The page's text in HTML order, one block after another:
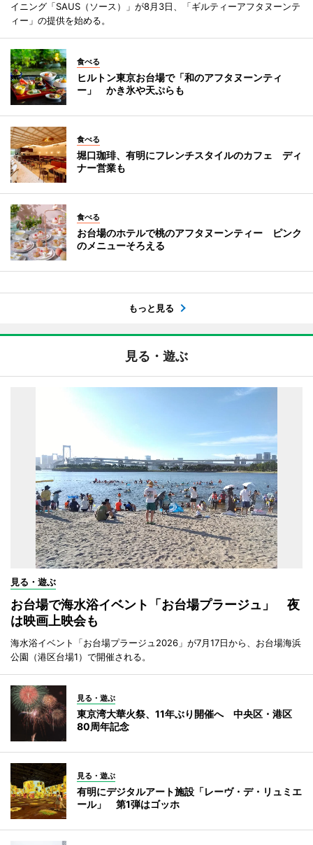
イニング「SAUS（ソース）」が8月3日、「ギルティーアフタヌーンテ
ィー」の提供を始める。
食べる
ヒルトン東京お台場で「和のアフタヌーンティ
ー」 かき氷や天ぷらも
食べる
堀口珈琲、有明にフレンチスタイルのカフェ ディ
ナー営業も
食べる
お台場のホテルで桃のアフタヌーンティー ピンク
のメニューそろえる
もっと見る
見る・遊ぶ
見る・遊ぶ
お台場で海水浴イベント「お台場プラージュ」 夜
は映画上映会も
海水浴イベント「お台場プラージュ2026」が7月17日から、お台場海浜
公園（港区台場1）で開催される。
見る・遊ぶ
東京湾大華火祭、11年ぶり開催へ 中央区・港区
80周年記念
見る・遊ぶ
有明にデジタルアート施設「レーヴ・デ・リュミエ
ール」 第1弾はゴッホ